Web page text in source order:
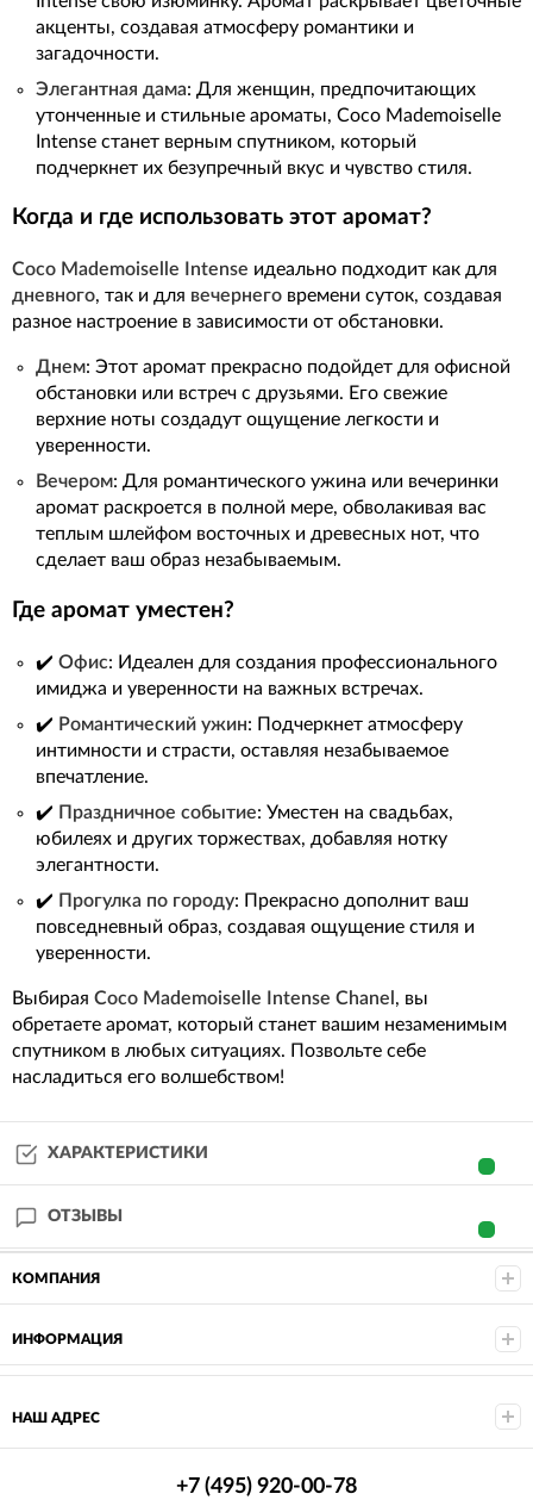
акценты, создавая атмосферу романтики и
загадочности.
Элегантная дама: Для женщин, предпочитающих
утонченные и стильные ароматы, Coco Mademoiselle
Intense станет верным спутником, который
подчеркнет их безупречный вкус и чувство стиля.
Когда и где использовать этот аромат?
Coco Mademoiselle Intense идеально подходит как для
дневного, так и для вечернего времени суток, создавая
разное настроение в зависимости от обстановки.
Днем: Этот аромат прекрасно подойдет для офисной
обстановки или встреч с друзьями. Его свежие
верхние ноты создадут ощущение легкости и
уверенности.
Вечером: Для романтического ужина или вечеринки
аромат раскроется в полной мере, обволакивая вас
теплым шлейфом восточных и древесных нот, что
сделает ваш образ незабываемым.
Где аромат уместен?
✔️ Офис: Идеален для создания профессионального
имиджа и уверенности на важных встречах.
✔️ Романтический ужин: Подчеркнет атмосферу
интимности и страсти, оставляя незабываемое
впечатление.
✔️ Праздничное событие: Уместен на свадьбах,
юбилеях и других торжествах, добавляя нотку
элегантности.
✔️ Прогулка по городу: Прекрасно дополнит ваш
повседневный образ, создавая ощущение стиля и
уверенности.
Выбирая Coco Mademoiselle Intense Chanel, вы
обретаете аромат, который станет вашим незаменимым
спутником в любых ситуациях. Позвольте себе
насладиться его волшебством!
ХАРАКТЕРИСТИКИ
ОТЗЫВЫ
КОМПАНИЯ
ИНФОРМАЦИЯ
НАШ АДРЕС
+7 (495) 920-00-78